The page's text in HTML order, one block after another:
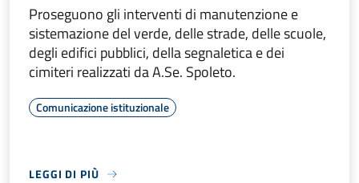
Proseguono gli interventi di manutenzione e
sistemazione del verde, delle strade, delle scuole,
degli edifici pubblici, della segnaletica e dei
cimiteri realizzati da A.Se. Spoleto.
Comunicazione istituzionale
LEGGI DI PIÙ